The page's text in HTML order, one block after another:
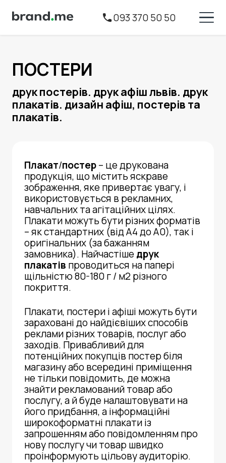
093 370 50 50
ПОСТЕРИ
друк постерів. друк афіш львів. друк
плакатів. дизайн афіш, постерів та
плакатів.
Плакат/постер– це друкована
продукція, що містить яскраве
зображення, яке привертає увагу, і
використовується в рекламних,
навчальних та агітаційних цілях.
Плакати можуть бути різних форматів
– як стандартних (від А4 до А0), так і
оригінальних (за бажанням
замовника). Найчастіше друк
плакатів проводиться на папері
щільністю 80-180 г / м2 різного
покриття.
Плакати, постери і афіші можуть бути
зараховані до найдієвіших способів
реклами різних товарів, послуг або
заходів. Привабливий для
потенційних покупців постер біля
магазину або всередині приміщення
не тільки повідомить, де можна
знайти рекламований товар або
послугу, а й буде налаштовувати на
його придбання, а інформаційні
широкоформатні плакати із
запрошенням або повідомленням про
нову послугу чи товар швидко
проінформують цільову аудиторію.